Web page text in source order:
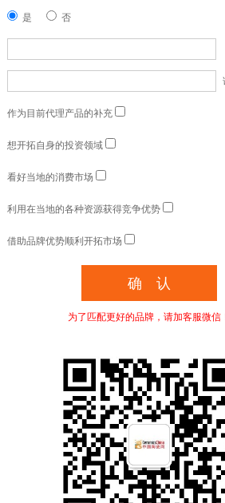
是 否
作为目前代理产品的补充
想开拓自身的投资领域
看好当地的消费市场
利用在当地的各种资源获得竞争优势
借助品牌优势顺利开拓市场
为了匹配更好的品牌，请加客服微信